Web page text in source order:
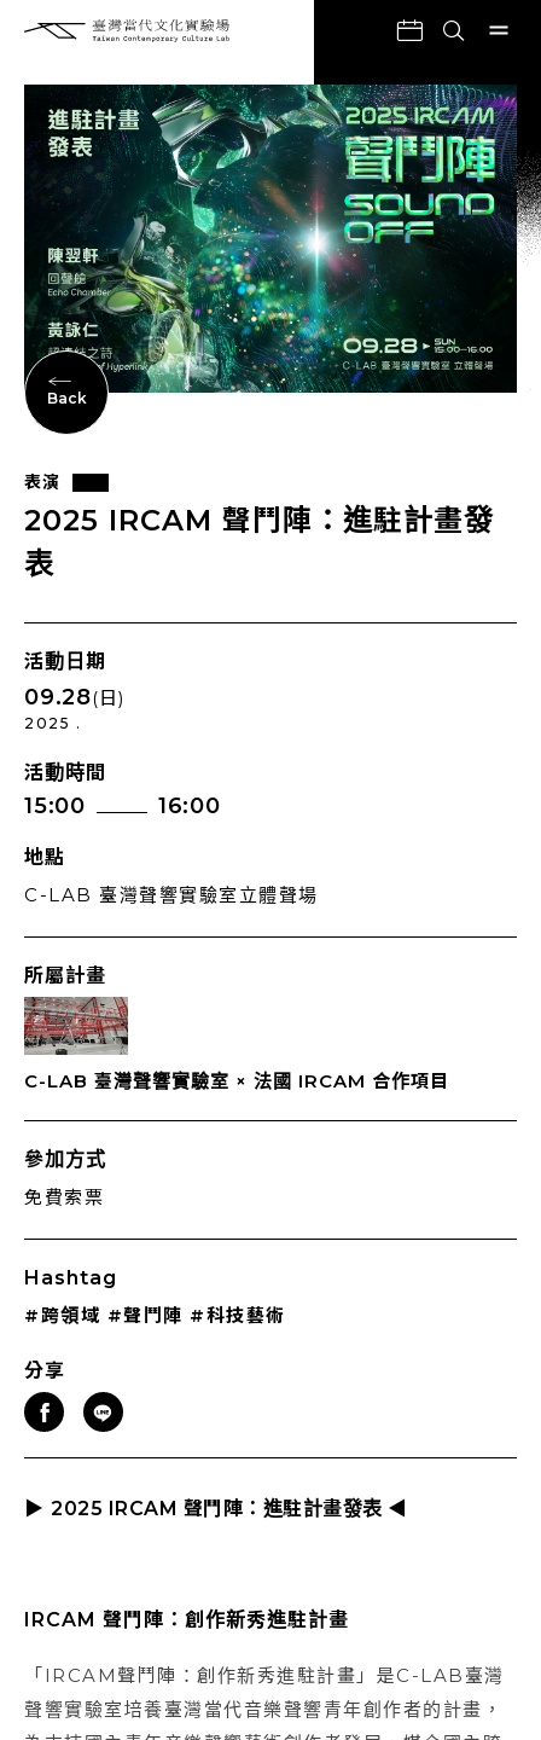
Back
表演
2025 IRCAM 聲鬥陣：進駐計畫發
表
活動日期
09.28(日)
2025 .
活動時間
15:00 16:00
地點
C-LAB 臺灣聲響實驗室立體聲場
所屬計畫
C-LAB 臺灣聲響實驗室 × 法國 IRCAM 合作項目
參加方式
免費索票
Hashtag
#跨領域 #聲鬥陣 #科技藝術
分享
▶︎ 2025 IRCAM 聲鬥陣：進駐計畫發表 ◀︎
IRCAM 聲鬥陣：創作新秀進駐計畫
「IRCAM聲鬥陣：創作新秀進駐計畫」是C-LAB臺灣
聲響實驗室培養臺灣當代音樂聲響青年創作者的計畫，